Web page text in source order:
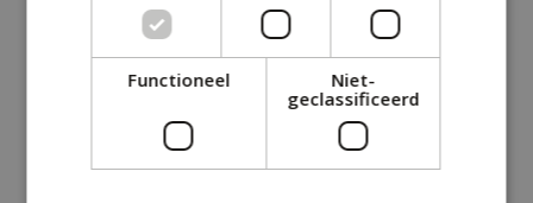
BARBECUE OP WIELEN
HALF OPEN
BRIKETTEN - 3KG
Functioneel
Niet-
geclassificeerd